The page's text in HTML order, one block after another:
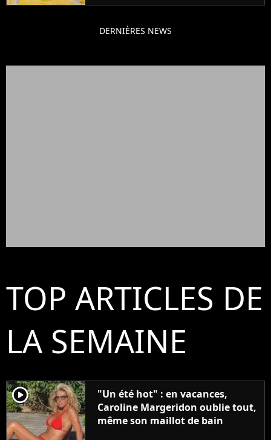
DERNIÈRES NEWS
TOP ARTICLES DE
LA SEMAINE
player2
"Un été hot" : en vacances,
Caroline Margeridon oublie tout,
même son maillot de bain